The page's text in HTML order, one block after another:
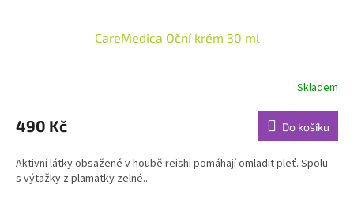
CareMedica Oční krém 30 ml
produktu
je
z
5
Skladem
490 Kč Do košíku
Aktivní látky obsažené v houbě reishi pomáhají omladit pleť. Spolu
s výtažky z plamatky zelné...